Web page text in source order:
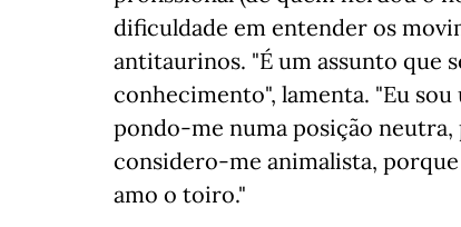
dificuldade em entender os
antitaurinos. "É um assunto que
conhecimento", lamenta. "Eu
pondo-me numa posição
considero-me animalista,
amo o toiro."